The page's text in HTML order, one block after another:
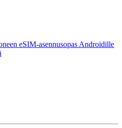
eSIM-asennusopas Androidille